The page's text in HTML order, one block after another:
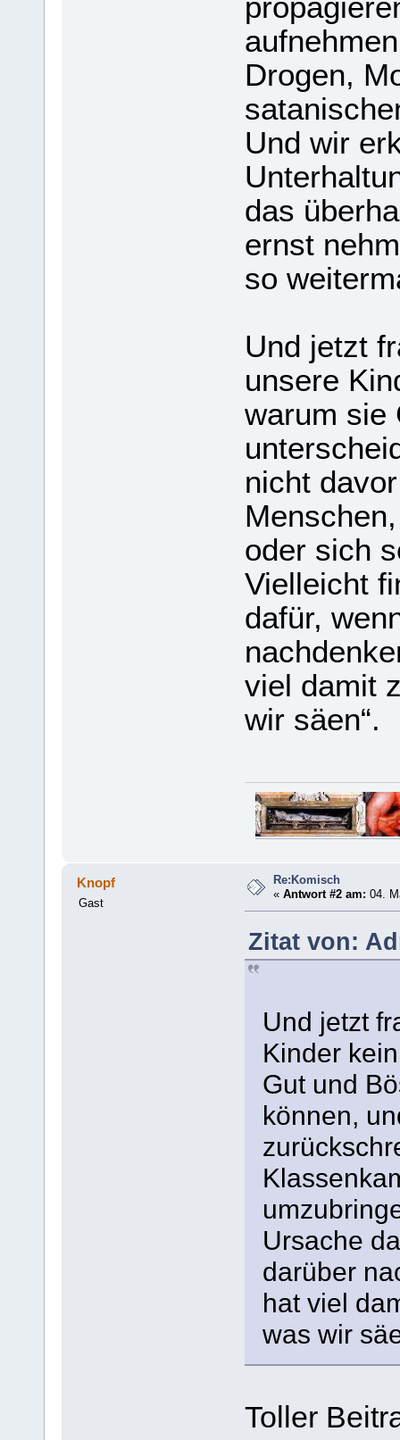
Drogen,
Und wir
das
ernst
so
Und jetzt
unsere
warum sie
nicht
oder sich
Vielleicht
dafür,
viel damit
wir säen“.
Knopf
Gast
Re:Komisch
«Antwort #2 am: 04.
Zitat von:
Und jetzt
Kinder
Gut und
können,
Ursache
darüber
hat viel
was wir
Toller